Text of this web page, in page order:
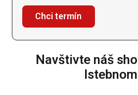
Chci termín
Navštivte náš
Istebnom